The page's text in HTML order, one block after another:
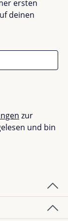
0%
anzeigen.
ersten
deinen
zur
und bin